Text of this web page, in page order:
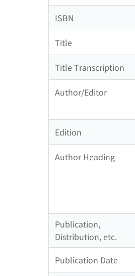
ISBN
Title
Title Transcription
Author/Editor
Edition
Author Heading
Publication,
Distribution, etc.
Publication Date